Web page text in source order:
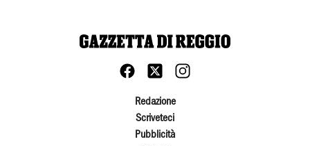
Redazione
Scriveteci
Pubblicità